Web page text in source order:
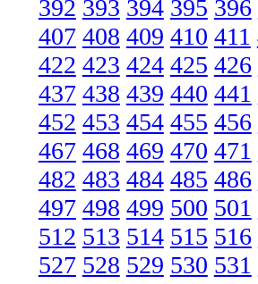
392 393 394 395 396
407 408 409 410 411
422 423 424 425 426
437 438 439 440 441
452 453 454 455 456
467 468 469 470 471
482 483 484 485 486
497 498 499 500 501
512 513 514 515 516
527 528 529 530 531